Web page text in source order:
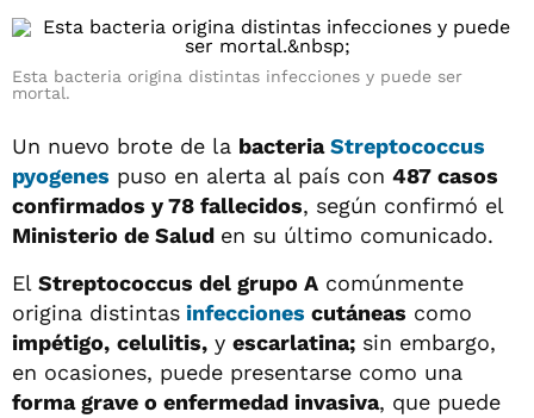
Esta bacteria origina distintas infecciones y puede ser
mortal.
Un nuevo brote de la bacteriaStreptococcus
pyogenes puso en alerta al país con 487 casos
confirmados y 78 fallecidos, según confirmó el
Ministerio de Salud en su último comunicado.
El Streptococcus del grupo A comúnmente
origina distintas infecciones cutáneas como
impétigo, celulitis, y escarlatina; sin embargo,
en ocasiones, puede presentarse como una
forma grave o enfermedad invasiva, que puede